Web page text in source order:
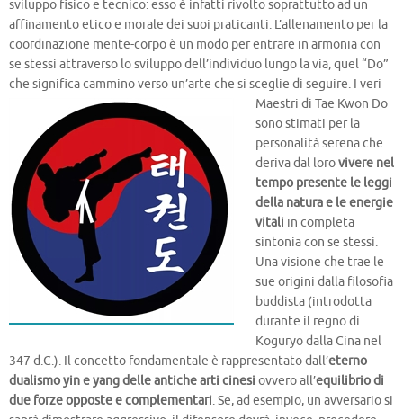
sviluppo fisico e tecnico: esso è infatti rivolto soprattutto ad un
affinamento etico e morale dei suoi praticanti. L’allenamento per la
coordinazione mente-corpo è un modo per entrare in armonia con
se stessi attraverso lo sviluppo dell’individuo lungo la via, quel “Do”
che significa cammino verso un’arte che si sceglie di seguire. I veri
Maestri di Tae Kwon Do
sono stimati per la
personalità serena che
deriva dal lorovivere nel
tempo presente le leggi
della natura e le energie
vitali in completa
sintonia con se stessi.
Una visione che trae le
sue origini dalla filosofia
buddista (introdotta
durante il regno di
Koguryo dalla Cina nel
347 d.C.). Il concetto fondamentale è rappresentato dall’eterno
dualismo yin e yang delle antiche arti cinesi ovvero all’equilibrio di
due forze opposte e complementari. Se, ad esempio, un avversario si